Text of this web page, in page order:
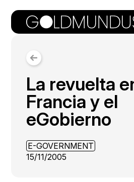
La revuelta
Francia y el
eGobierno
E-GOVERNMENT
15/11/2005